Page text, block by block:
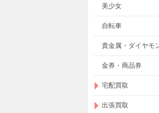
美少女
自転車
貴金属・ダイヤモ
金券・商品券
宅配買取
出張買取